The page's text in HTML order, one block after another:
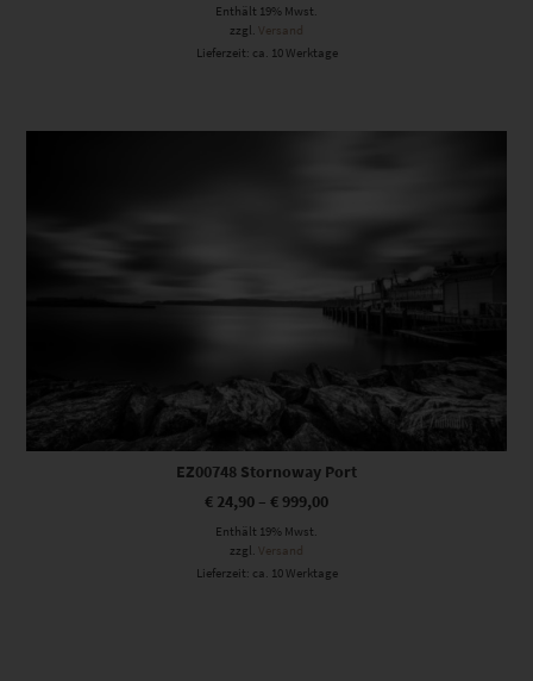
Enthält 19% Mwst.
zzgl.
Versand
Lieferzeit: ca. 10 Werktage
Dieses Produkt weist mehrere Varianten auf. Die Optionen können auf der Produktseite gewählt werden
EZ00748 Stornoway Port
€ 24,90 – € 999,00
Enthält 19% Mwst.
zzgl. Versand
Lieferzeit: ca. 10 Werktage